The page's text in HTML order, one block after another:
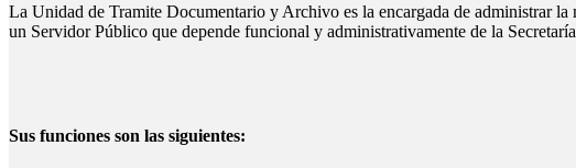
La Unidad de Tramite Documentario y Archivo es la encargada de administrar
un Servidor Público que depende funcional y administrativamente de la
Sus funciones son las siguientes: